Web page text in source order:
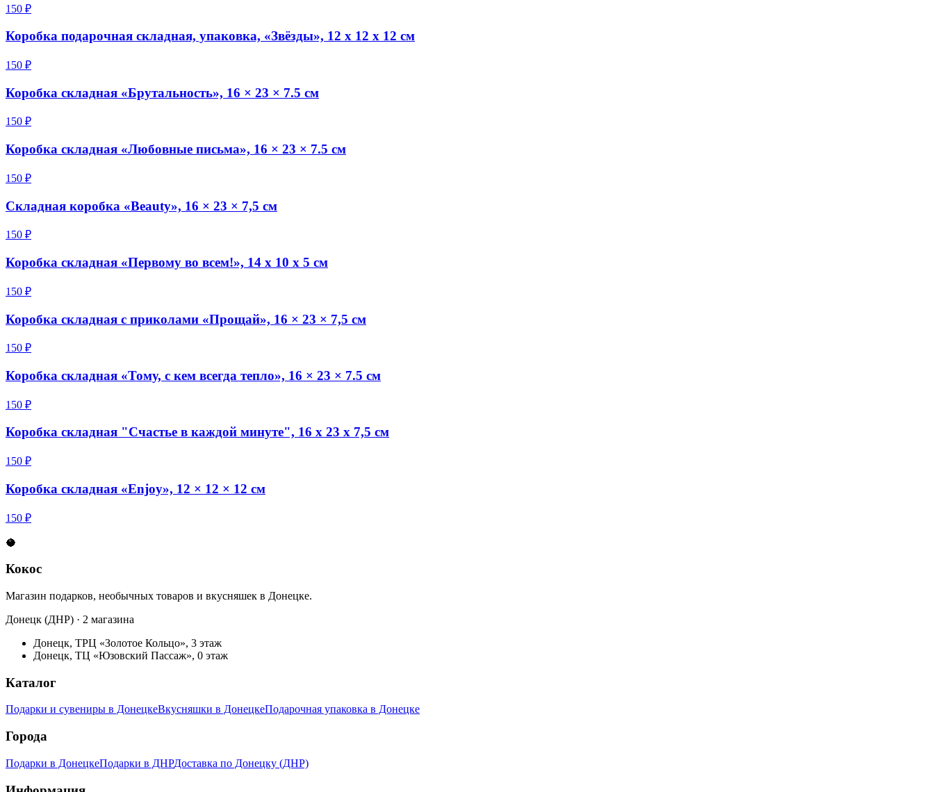
150 ₽
Коробка подарочная складная, упаковка, «Звёзды», 12 х 12 х 12 см
150 ₽
Коробка складная «Брутальность», 16 × 23 × 7.5 см
150 ₽
Коробка складная «Любовные письма», 16 × 23 × 7.5 см
150 ₽
Складная коробка «Beauty», 16 × 23 × 7,5 см
150 ₽
Коробка складная «Первому во всем!», 14 х 10 х 5 см
150 ₽
Коробка складная с приколами «Прощай», 16 × 23 × 7,5 см
150 ₽
Коробка складная «Тому, с кем всегда тепло», 16 × 23 × 7.5 см
150 ₽
Коробка складная "Счастье в каждой минуте", 16 х 23 х 7,5 см
150 ₽
Коробка складная «Enjoy», 12 × 12 × 12 см
150 ₽
🥥
Кокос
Магазин подарков, необычных товаров и вкусняшек в Донецке.
Донецк (ДНР) · 2 магазина
Донецк, ТРЦ «Золотое Кольцо», 3 этаж
Донецк, ТЦ «Юзовский Пассаж», 0 этаж
Каталог
Подарки и сувениры в ДонецкеВкусняшки в ДонецкеПодарочная упаковка в Донецке
Города
Подарки в ДонецкеПодарки в ДНРДоставка по Донецку (ДНР)